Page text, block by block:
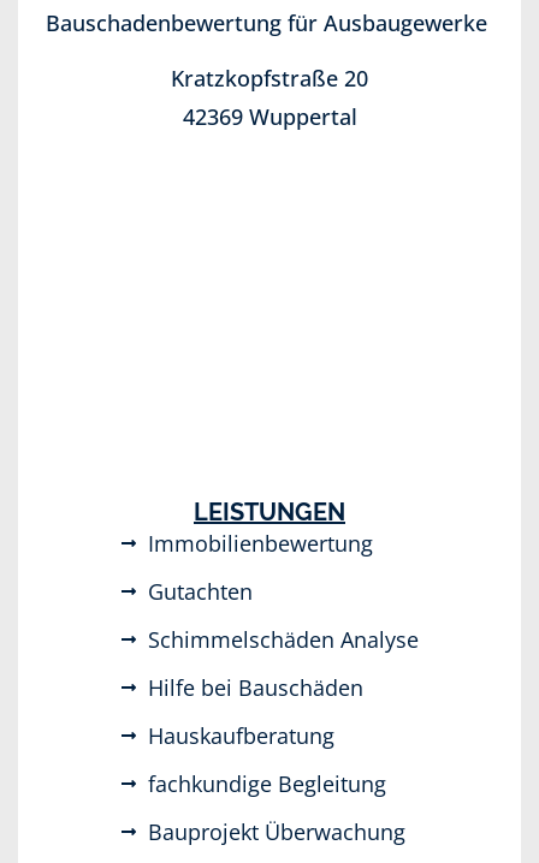
Bauschadenbewertung für Ausbaugewerke
Kratzkopfstraße 20
42369 Wuppertal
LEISTUNGEN
Immobilienbewertung
Gutachten
Schimmelschäden Analyse
Hilfe bei Bauschäden
Hauskaufberatung
fachkundige Begleitung
Bauprojekt Überwachung